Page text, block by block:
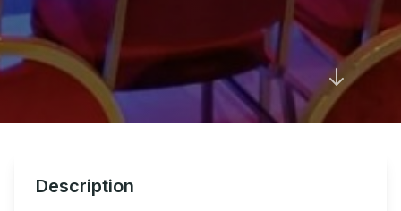
Description